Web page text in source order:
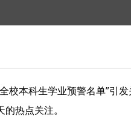
校本科生学业预警名单”引
热点关注。